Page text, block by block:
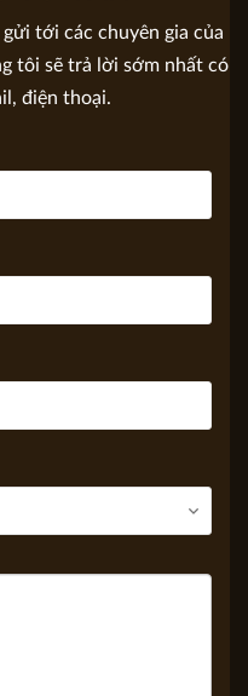
TƯ VẤN
tôi sẽ trả lời sớm nhất có